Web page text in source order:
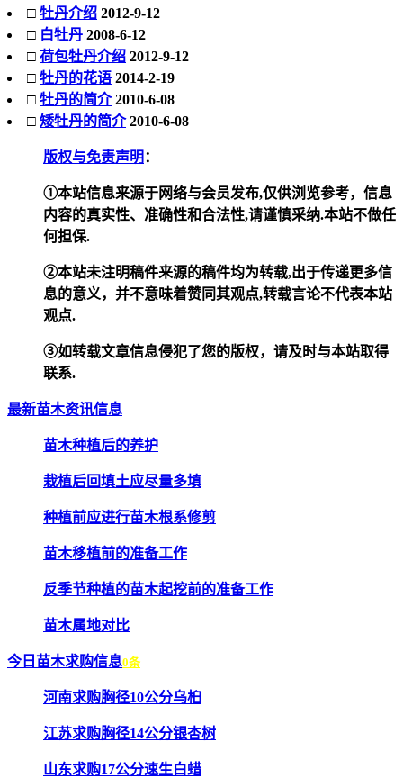
□ 牡丹介绍 2012-9-12
□ 白牡丹 2008-6-12
□ 荷包牡丹介绍 2012-9-12
□ 牡丹的花语 2014-2-19
□ 牡丹的简介2010-6-08
□ 矮牡丹的简介2010-6-08
版权与免责声明 ：
①本站信息来源于网络与会员发布,仅供浏览参考，信息
内容的真实性、准确性和合法性,请谨慎采纳.本站不做任
何担保.
②本站未注明稿件来源的稿件均为转载,出于传递更多信
息的意义，并不意味着赞同其观点,转载言论不代表本站
观点.
③如转载文章信息侵犯了您的版权，请及时与本站取得
联系.
最新苗木资讯信息
苗木种植后的养护
栽植后回填土应尽量多填
种植前应进行苗木根系修剪
苗木移植前的准备工作
反季节种植的苗木起挖前的准备工作
苗木属地对比
今日苗木求购信息0条
河南求购胸径10公分乌桕
江苏求购胸径14公分银杏树
山东求购17公分速生白蜡